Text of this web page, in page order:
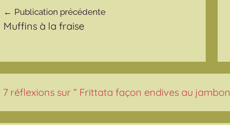
Publication précédente
Muffins à la fraise
7 réflexions sur “ Frittata façon endives au jambon